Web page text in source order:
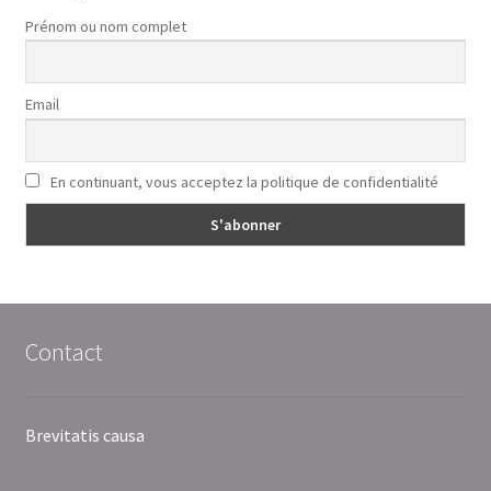
Prénom ou nom complet
Email
En continuant, vous acceptez la politique de confidentialité
Contact
Brevitatis causa